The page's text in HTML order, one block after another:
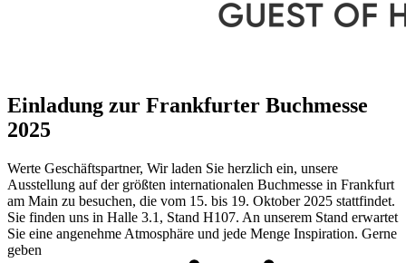
Einladung zur Frankfurter Buchmesse
2025
Werte Geschäftspartner, Wir laden Sie herzlich ein, unsere
Ausstellung auf der größten internationalen Buchmesse in Frankfurt
am Main zu besuchen, die vom 15. bis 19. Oktober 2025 stattfindet.
Sie finden uns in Halle 3.1, Stand H107. An unserem Stand erwartet
Sie eine angenehme Atmosphäre und jede Menge Inspiration. Gerne
geben